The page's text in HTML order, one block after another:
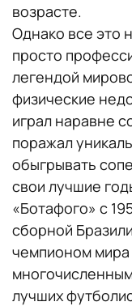
возрасте.
Однако все это
просто
легендой
физические
играл наравне
поражал
обыгрывать
свои лучшие
«Ботафого» с
сборной
чемпионом мира
лучших